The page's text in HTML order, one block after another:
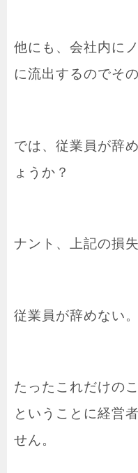
他にも、会社内に
に流出するのでそ
では、従業員が辞
ょうか？
ナント、上記の損
従業員が辞めない。
たったこれだけの
ということに経営
せん。